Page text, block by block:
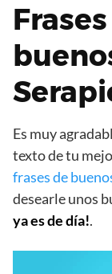
Es muy
texto de tu
frases de
desearle unos
ya es de día!.